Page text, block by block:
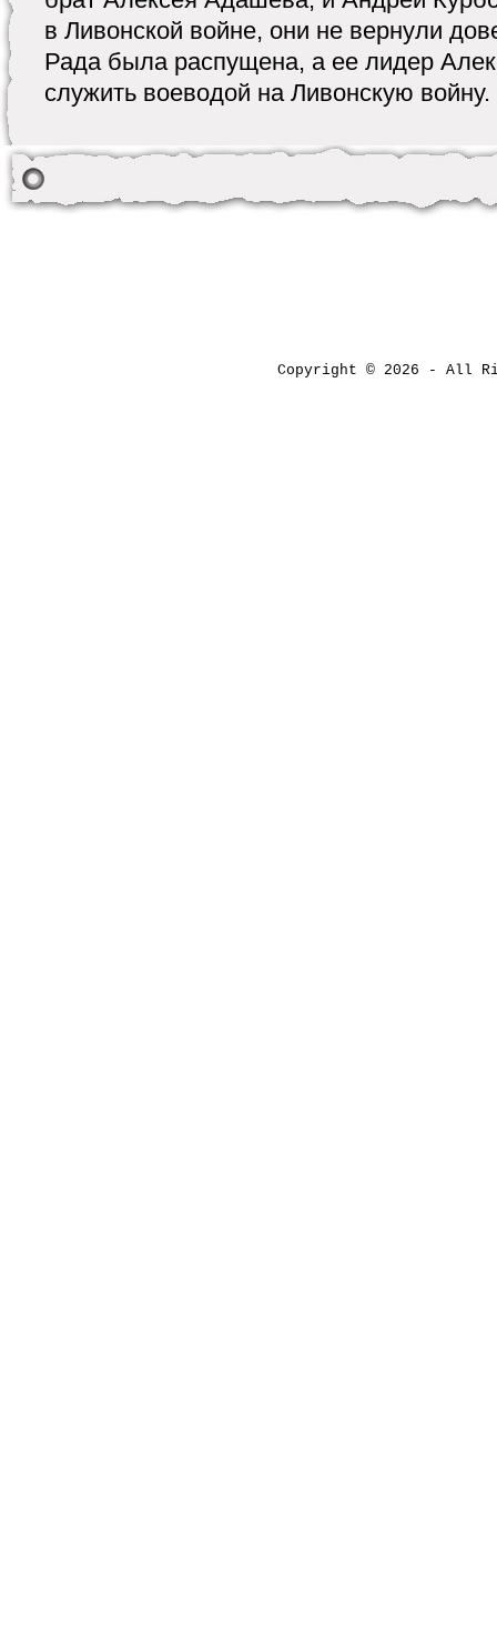
в Ливонской войне, они не вернули
Рада была распущена, а ее лидер
служить воеводой на Ливонскую
Copyright © 2026 - All